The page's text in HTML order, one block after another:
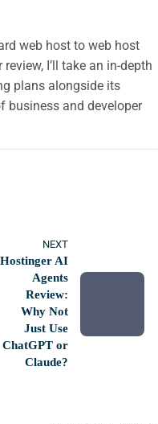
web host to web host
I’ll take an in-depth
plans alongside its
business and developer
NEXT
Hostinger AI
Agents
Review:
Why Not
Just Use
ChatGPT or
Claude?